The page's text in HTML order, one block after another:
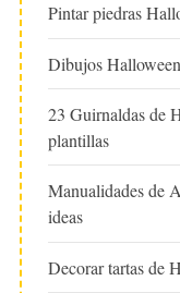
Pintar piedras
Dibujos
23 Guirnaldas de
plantillas
Manualidades de
ideas
Decorar tartas de